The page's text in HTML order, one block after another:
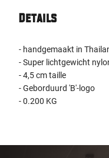
Details
- handgemaakt in
- Super lichtgewicht
- 4,5 cm taille
- Geborduurd 'B'-logo
- 0.200 KG